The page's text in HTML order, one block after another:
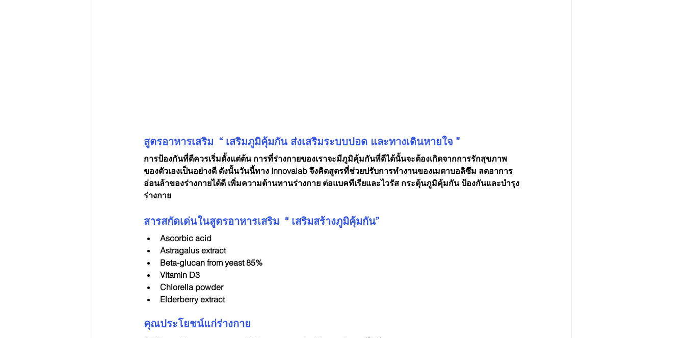
สูตรอาหารเสริม  “ เสริมภูมิคุ้มกัน ส่งเสริมระบบปอด และทางเดินหายใจ ”
การป้องกันที่ดีควรเริ่มตั้งแต่ต้น การที่ร่างกายของเราจะมีภูมิคุ้มกันที่ดีได้นั้นจะต้องเกิดจากการรักสุขภาพ
ของตัวเองเป็นอย่างดี ดังนั้นวันนี้ทาง Innovalab จึงคิดสูตรที่ช่วยปรับการทำงานของเมตาบอลิซึม ลดอาการ
อ่อนล้าของร่างกายได้ดี เพิ่มความต้านทานร่างกาย ต่อแบคทีเรียและไวรัส กระตุ้นภูมิคุ้มกัน ป้องกันและบำรุง
ร่างกาย
สารสกัดเด่นในสูตรอาหารเสริม  “ เสริมสร้างภูมิคุ้มกัน”
Ascorbic acid
Astragalus extract
Beta-glucan from yeast 85%
Vitamin D3
Chlorella powder
Elderberry extract
คุณประโยชน์แก่ร่างกาย